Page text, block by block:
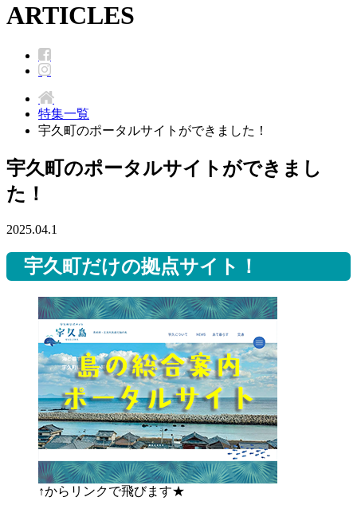
ARTICLES
特集一覧
宇久町のポータルサイトができました！
宇久町のポータルサイトができまし
た！
2025.04.1
宇久町だけの拠点サイト！
↑からリンクで飛びます★